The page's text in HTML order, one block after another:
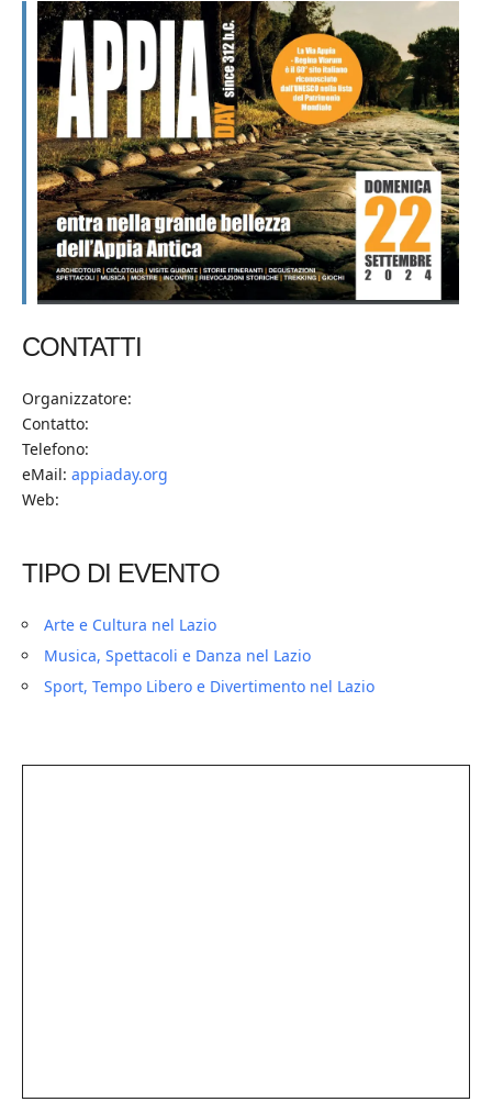
CONTATTI
Organizzatore:
Contatto:
Telefono:
eMail: appiaday.org
Web:
TIPO DI EVENTO
Arte e Cultura nel Lazio
Musica, Spettacoli e Danza nel Lazio
Sport, Tempo Libero e Divertimento nel Lazio